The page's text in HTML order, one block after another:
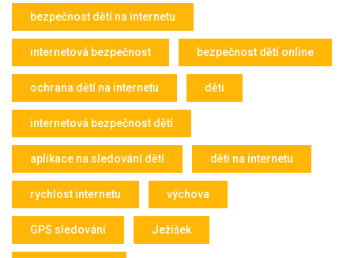
bezpečnost dětí na internetu
internetová bezpečnost bezpečnost dětí online
ochrana dětí na internetu děti
internetová bezpečnost dětí
aplikace na sledování dětí děti na internetu
rychlost internetu výchova
GPS sledování Ježíšek